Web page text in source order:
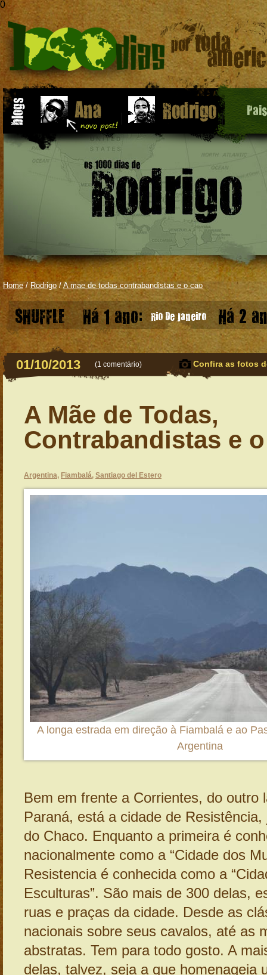
0
Home/ Rodrigo / A mae de todas contrabandistas e o cao
SHUFFLE Há 1 ano: Rio De Janeiro Há 2
01/10/2013 (1 comentário) Confira as fotos
A Mãe de Todas,
Contrabandistas e
Argentina, Fiambalá, Santiago del Estero
A longa estrada em direção à Fiambalá e ao
Argentina
Bem em frente a Corrientes, do outro
Paraná, está a cidade de
do Chaco. Enquanto a primeira é
nacionalmente como a “Cidade dos
Resistencia é conhecida como a
Esculturas”. São mais de 300 delas,
ruas e praças da cidade. Desde as
nacionais sobre seus cavalos, até as
abstratas. Tem para todo gosto. A
delas, talvez, seja a que homenageia